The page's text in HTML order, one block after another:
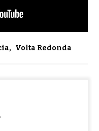
, Volta Redonda